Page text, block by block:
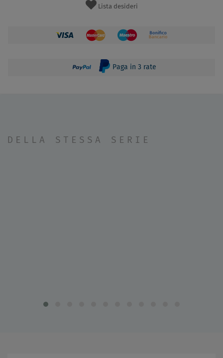
Lista desideri
Paga in 3 rate
DELLA STESSA SERIE